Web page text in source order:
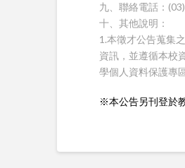
九、聯絡電話：
十、其他說明：
1.本徵才公告蒐集
資訊，並遵循本校
學個人資料保護專
※本公告另刊登於